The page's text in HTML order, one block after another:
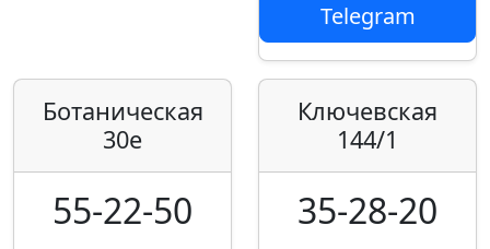
Telegram
Ботаническая
30е
55-22-50
Ключевская
144/1
35-28-20